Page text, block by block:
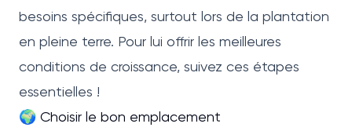
besoins spécifiques, surtout lors de la plantation
en pleine terre. Pour lui offrir les meilleures
conditions de croissance, suivez ces étapes
essentielles !
🌍 Choisir le bon emplacement